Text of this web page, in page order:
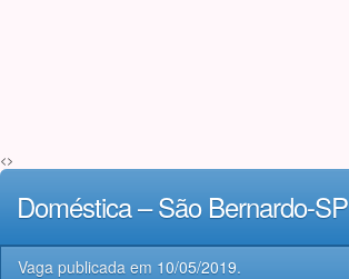
<>
Doméstica – São Bernardo-SP
Vaga publicada em 10/05/2019.